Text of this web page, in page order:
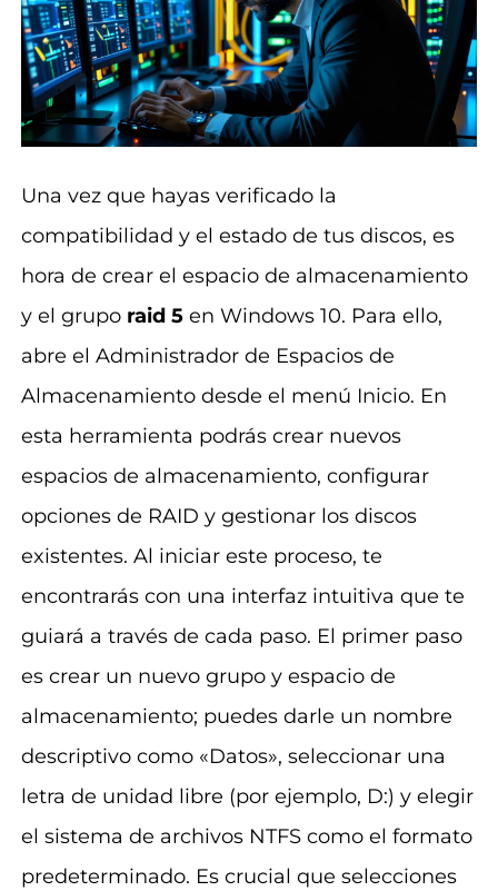
Una vez que hayas verificado la
compatibilidad y el estado de tus discos, es
hora de crear el espacio de almacenamiento
y el grupo raid 5en Windows 10. Para ello,
abre el Administrador de Espacios de
Almacenamiento desde el menú Inicio. En
esta herramienta podrás crear nuevos
espacios de almacenamiento, configurar
opciones de RAID y gestionar los discos
existentes. Al iniciar este proceso, te
encontrarás con una interfaz intuitiva que te
guiará a través de cada paso. El primer paso
es crear un nuevo grupo y espacio de
almacenamiento; puedes darle un nombre
descriptivo como «Datos», seleccionar una
letra de unidad libre (por ejemplo, D:) y elegir
el sistema de archivos NTFS como el formato
predeterminado. Es crucial que selecciones